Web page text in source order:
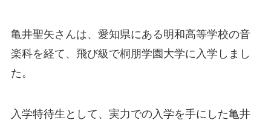
亀井聖矢さんは、愛知県にある明和高等学校の音
楽科を経て、飛び級で桐朋学園大学に入学しまし
た。
入学特待生として、実力での入学を手にした亀井